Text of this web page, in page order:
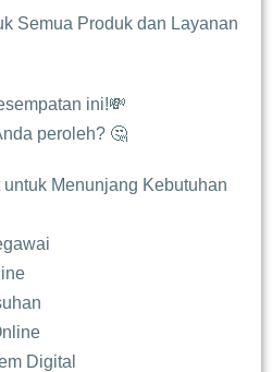
Semua Produk dan Layanan
ini!💸
peroleh? 🤔
untuk Menunjang Kebutuhan
Digital